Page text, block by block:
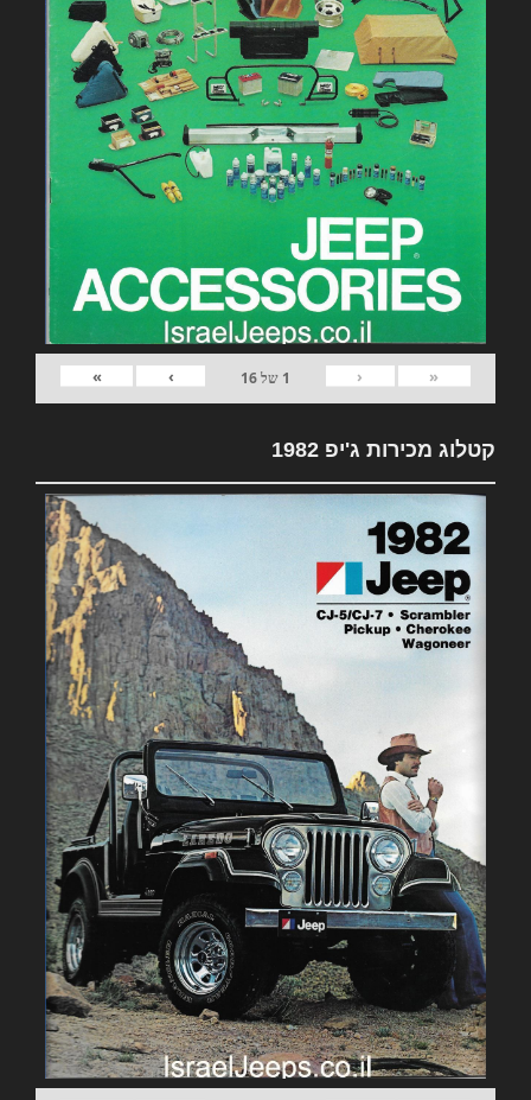
«
‹
1 של16
›
»
קטלוג מכירות ג'יפ 1982